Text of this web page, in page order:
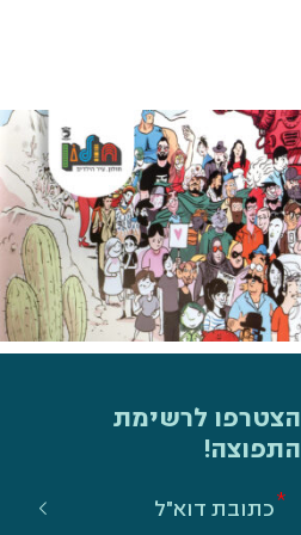
הצטרפו לרשימת
התפוצה!